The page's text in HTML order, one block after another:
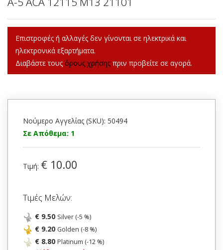
Επιστροφές ή αλλαγές δεν γίνονται σε ηλεκτρικά και
ηλεκτρονικά εξαρτήματα.
Διαβάστε τους όρους χρήσης πριν προβείτε σε αγορά.
Νούμερο Αγγελίας (SKU): 50494
Σε Απόθεμα: 1
Τιμή: € 10.00
Τιμές Μελών:
€ 9.50 Silver (-5 %)
€ 9.20 Golden (-8 %)
€ 8.80 Platinum (-12 %)